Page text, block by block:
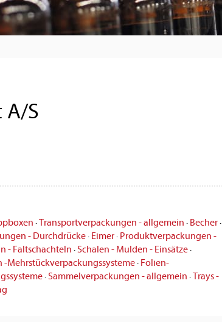
A/S
·Transportverpackungen - allgemein · Becher·
- Durchdrücke· Eimer· Produktverpackungen -
- Faltschachteln ·Schalen - Mulden - Einsätze·
-Mehrstückverpackungssysteme· Folien-
·Sammelverpackungen - allgemein ·Trays -